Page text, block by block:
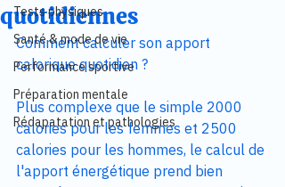
Tests physiques
Santé & mode de vie
Performance sportive
Préparation mentale
Rédapatation et pathologies
quotidiennes
Comment calculer son apport
calorique quotidien ?
Plus complexe que le simple 2000
calories pour les femmes et 2500
calories pour les hommes, le calcul de
l'apport énergétique prend bien